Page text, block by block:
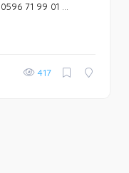
71 99 01 ...
417